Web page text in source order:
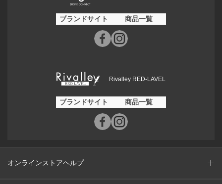
ブランドサイト 商品一覧
Rivalley RED-LAVEL
ブランドサイト 商品一覧
オンラインストアヘルプ